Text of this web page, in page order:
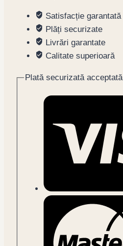
Satisfacție garantată
Plăți securizate
Livrări garantate
Calitate superioară
Plată securizată acceptată